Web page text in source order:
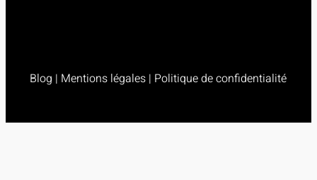
Blog | Mentions légales| Politique de confidentialité